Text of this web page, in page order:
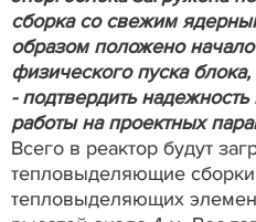
сборка со свежим
образом положено
физического пуска
- подтвердить
работы на проектных
Всего в реактор будут
тепловыделяющие
тепловыделяющих